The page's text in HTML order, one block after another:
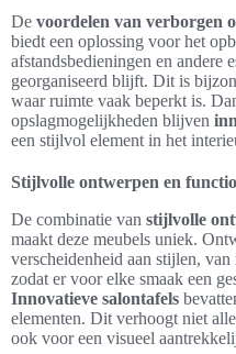
De voordelen van verborgen
biedt een oplossing voor het
afstandsbedieningen en andere
georganiseerd blijft. Dit is
waar ruimte vaak beperkt is.
opslagmogelijkheden blijven
een stijlvol element in het
Stijlvolle ontwerpen en
De combinatie van stijlvolle
maakt deze meubels uniek.
verscheidenheid aan stijlen,
zodat er voor elke smaak een
Innovatieve salontafels
elementen. Dit verhoogt niet
ook voor een visueel